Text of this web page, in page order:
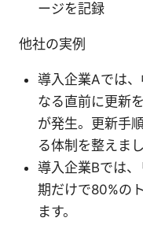
ージを記録
他社の実例
導入企業Aでは
なる直前に更新
が発生。更新手
る体制を整えまし
導入企業Bでは
期だけで80%の
ます。